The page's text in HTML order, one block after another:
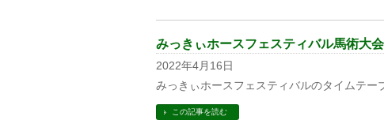
みっきぃホースフェスティバル馬術大
2022年4月16日
みっきぃホースフェスティバルのタイムテ
この記事を読む